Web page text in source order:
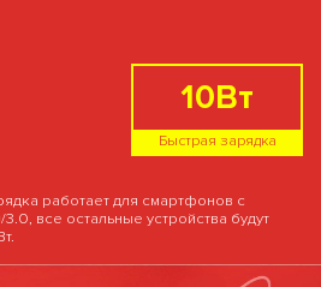
10Вт
Быстрая зарядка
работает для смартфонов с
все остальные устройства будут